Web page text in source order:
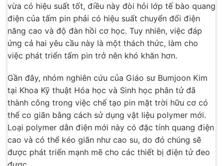
vừa có hiệu suất tốt, điều này đòi hỏi lớp tế bào quang
điện của tấm pin phải có hiệu suất chuyển đổi điện
năng cao và độ đàn hồi cơ học. Tuy nhiên, việc đáp
ứng cả hai yêu cầu này là một thách thức, làm cho
việc phát triển tấm pin trở nên khó khăn hơn.
Gần đây, nhóm nghiên cứu của Giáo sư Bumjoon Kim
tại Khoa Kỹ thuật Hóa học và Sinh học phân tử đã
thành công trong việc chế tạo pin mặt trời hữu cơ có
thể co giãn bằng cách sử dụng vật liệu polymer mới.
Loại polymer dẫn điện mới này có đặc tính quang điện
cao và có thể kéo giãn như cao su, do đó chúng sẽ
được phát triển mạnh mẽ cho các thiết bị điện tử đeo